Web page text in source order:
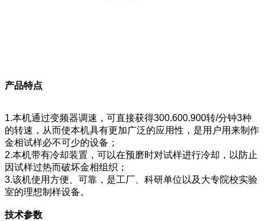
产品特点
1.本机通过变频器调速，可直接获得300.600.900转/分钟3种
的转速，从而使本机具有更加广泛的应用性，是用户用来制作
金相试样必不可少的设备；
2.本机带有冷却装置，可以在预磨时对试样进行冷却，以防止
因试样过热而破坏金相组织；
3.该机使用方便、可靠，是工厂、科研单位以及大专院校实验
室的理想制样设备。
技术参数